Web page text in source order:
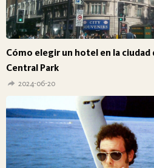
Cómo elegir un hotel en la ciudad
Central Park
2024-06-20